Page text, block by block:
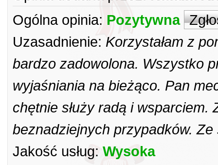
Ogólna opinia: Pozytywna
Uzasadnienie: Korzystałam z
bardzo zadowolona. Wszystko
wyjaśniania na bieżąco. Pan
chętnie służy radą i
beznadziejnych przypadków.
Jakość usług: Wysoka